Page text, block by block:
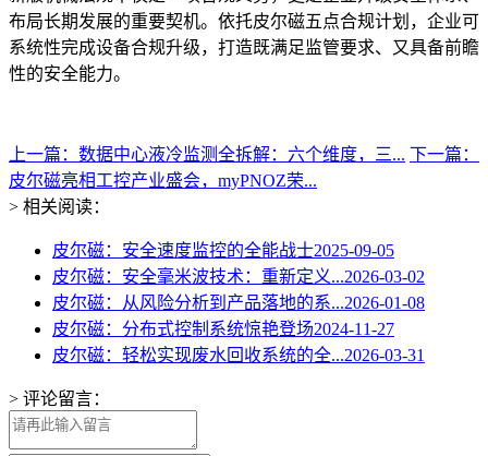
布局长期发展的重要契机。依托皮尔磁五点合规计划，企业可
系统性完成设备合规升级，打造既满足监管要求、又具备前瞻
性的安全能力。
上一篇：数据中心液冷监测全拆解：六个维度，三... 下一篇：
皮尔磁亮相工控产业盛会，myPNOZ荣...
> 相关阅读：
皮尔磁：安全速度监控的全能战士2025-09-05
皮尔磁：安全毫米波技术：重新定义...2026-03-02
皮尔磁：从风险分析到产品落地的系...2026-01-08
皮尔磁：分布式控制系统惊艳登场2024-11-27
皮尔磁：轻松实现废水回收系统的全...2026-03-31
> 评论留言：